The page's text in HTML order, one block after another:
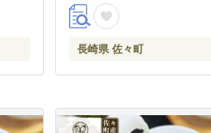
長崎県 佐々町